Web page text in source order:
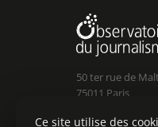
50 ter rue de
75011 Paris
Ce site utilise des